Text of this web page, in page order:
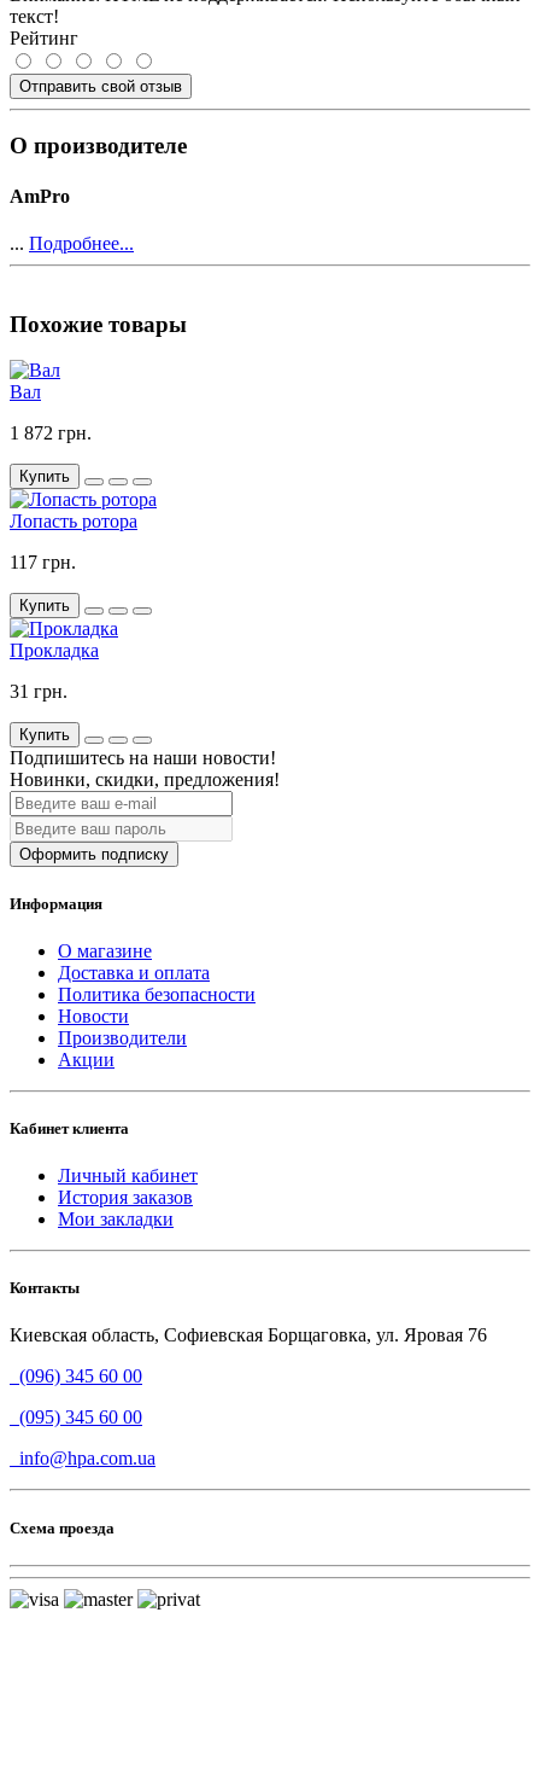
текст!
Рейтинг
Отправить свой отзыв
О производителе
AmPro
... Подробнее...
Похожие товары
Вал
1 872 грн.
Купить
Лопасть ротора
117 грн.
Купить
Прокладка
31 грн.
Купить
Подпишитесь на наши новости!
Новинки, скидки, предложения!
Оформить подписку
Информация
О магазине
Доставка и оплата
Политика безопасности
Новости
Производители
Акции
Кабинет клиента
Личный кабинет
История заказов
Мои закладки
Контакты
Киевская область, Софиевская Борщаговка, ул. Яровая 76
(096) 345 60 00
(095) 345 60 00
info@hpa.com.ua
Схема проезда